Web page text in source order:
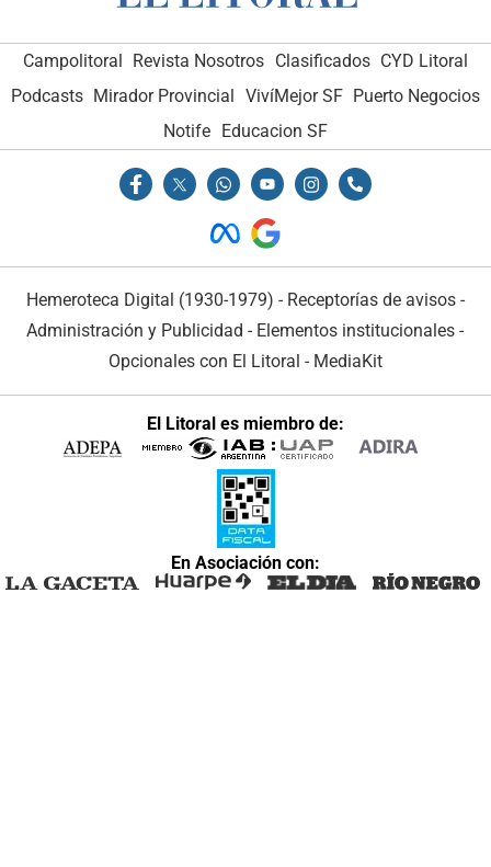
Campolitoral Revista Nosotros Clasificados CYD Litoral
Podcasts Mirador Provincial VivíMejor SF Puerto Negocios
Notife Educacion SF
Hemeroteca Digital (1930-1979) - Receptorías de avisos -
Administración y Publicidad - Elementos institucionales -
Opcionales con El Litoral - MediaKit
El Litoral es miembro de:
En Asociación con: